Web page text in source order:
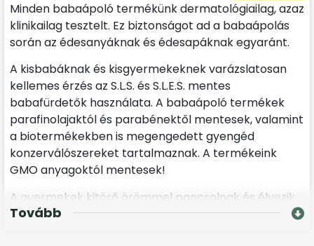
Minden babaápoló termékünk dermatológiailag, azaz
klinikailag tesztelt. Ez biztonságot ad a babaápolás
során az édesanyáknak és édesapáknak egyaránt.
A kisbabáknak és kisgyermekeknek varázslatosan
kellemes érzés az S.L.S. és S.L.E.S. mentes
babafürdetők használata. A babaápoló termékek
parafinolajaktól és parabénektől mentesek, valamint
a biotermékekben is megengedett gyengéd
konzerválószereket tartalmaznak. A termékeink
GMO anyagoktól mentesek!
A gyermekek kitörő örömmel pancsolnak és élvezik
a babafürdetők kellemesen üdítő illatát. A natúr
Tovább